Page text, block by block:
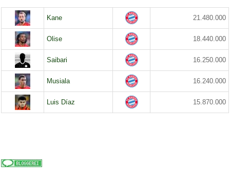
Kane 21.480.000
Olise 18.440.000
Saibari 16.250.000
Musiala 16.240.000
Luis Díaz 15.870.000